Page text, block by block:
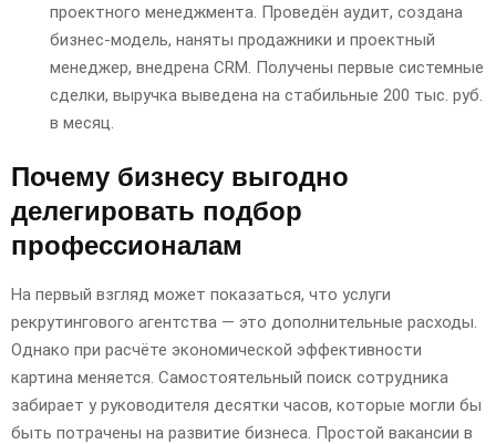
проектного менеджмента. Проведён аудит, создана
бизнес-модель, наняты продажники и проектный
менеджер, внедрена CRM. Получены первые системные
сделки, выручка выведена на стабильные 200 тыс. руб.
в месяц.
Почему бизнесу выгодно
делегировать подбор
профессионалам
На первый взгляд может показаться, что услуги
рекрутингового агентства — это дополнительные расходы.
Однако при расчёте экономической эффективности
картина меняется. Самостоятельный поиск сотрудника
забирает у руководителя десятки часов, которые могли бы
быть потрачены на развитие бизнеса. Простой вакансии в